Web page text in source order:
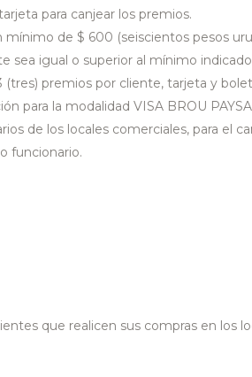
para canjear los premios.
de $ 600 (seiscientos pesos
sea igual o superior al mínimo
(tres) premios por cliente, tarjeta y
para la modalidad VISA BROU
de los locales comerciales, para el
funcionario.
que realicen sus compras en los